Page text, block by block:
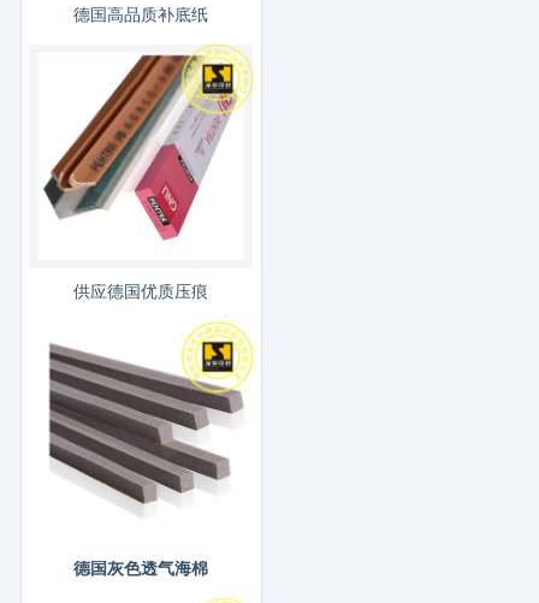
德国高品质补底纸
供应德国优质压痕
德国灰色透气海棉